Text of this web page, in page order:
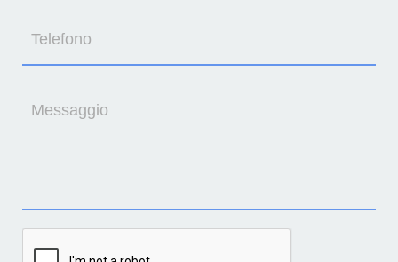
Telefono
Messaggio